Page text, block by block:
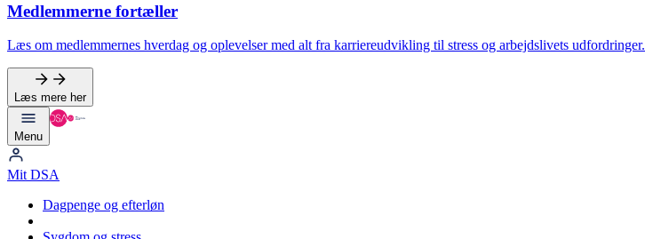
Medlemmerne fortæller
Læs om medlemmernes hverdag og oplevelser med alt fra karriereudvikling til stress og arbejdslivets udfordringer.
Læs mere her
Menu
Mit DSA
Dagpenge og efterløn